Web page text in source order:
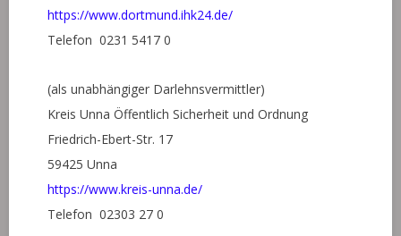
https://www.dortmund.ihk24.de/
Telefon 0231 5417 0
(als unabhängiger Darlehnsvermittler)
Kreis Unna Öffentlich Sicherheit und Ordnung
Friedrich-Ebert-Str. 17
59425 Unna
https://www.kreis-unna.de/
Telefon 02303 27 0